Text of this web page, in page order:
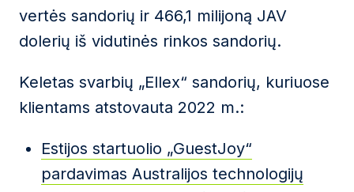
vertės sandorių ir 466,1 milijoną JAV
dolerių iš vidutinės rinkos sandorių.
Keletas svarbių „Ellex“ sandorių, kuriuose
klientams atstovauta 2022 m.:
Estijos startuolio „GuestJoy“
pardavimas Australijos technologijų